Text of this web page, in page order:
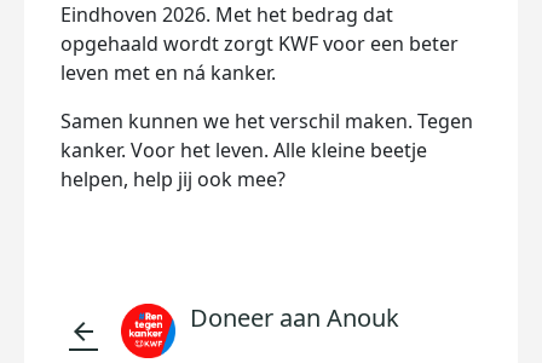
Eindhoven 2026. Met het bedrag dat
opgehaald wordt zorgt KWF voor een beter
leven met en ná kanker.
Samen kunnen we het verschil maken. Tegen
kanker. Voor het leven. Alle kleine beetje
helpen, help jij ook mee?
arrow_back Doneer aan Anouk